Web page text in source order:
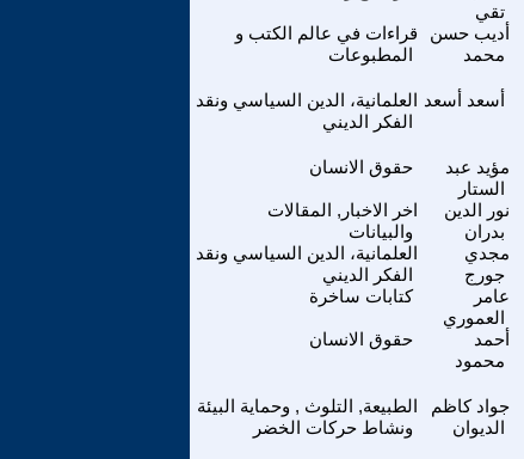
تقي
قراءات في عالم الكتب و
المطبوعات
أديب حسن
محمد
العلمانية، الدين السياسي ونقد
الفكر الديني
أسعد أسعد
حقوق الانسان
مؤيد عبد
الستار
اخر الاخبار, المقالات
والبيانات
نور الدين
بدران
العلمانية، الدين السياسي ونقد
الفكر الديني
مجدي
جورج
كتابات ساخرة
عامر
العموري
حقوق الانسان
أحمد
محمود
الطبيعة, التلوث , وحماية البيئة
ونشاط حركات الخضر
جواد كاظم
الديوان